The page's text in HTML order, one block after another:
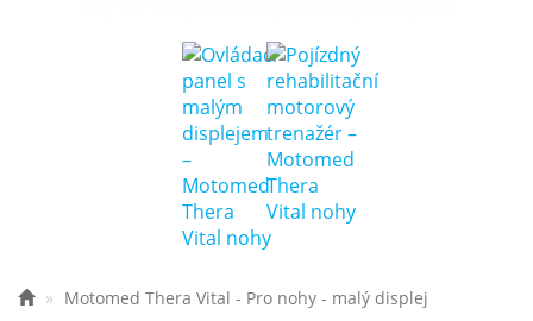
Motomed Thera Vital - Pro nohy - malý displej